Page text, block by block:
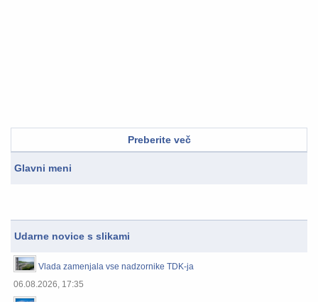
Preberite več
Glavni meni
Udarne novice s slikami
Vlada zamenjala vse nadzornike TDK-ja
06.08.2026, 17:35